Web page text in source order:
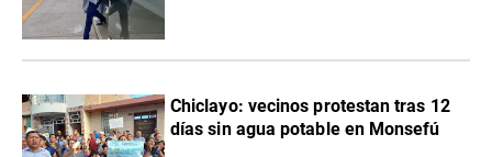
Chiclayo: vecinos protestan tras 12
días sin agua potable en Monsefú